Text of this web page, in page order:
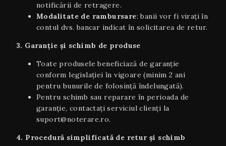
notificării de retragere.
Modalitate de rambursare: banii vor fi virați în
contul dvs. bancar indicat în solicitarea de retur.
3. Garanție și schimb de produse
Toate produsele beneficiază de garanție
conform legislației în vigoare (minim 2 ani
pentru bunurile de folosință îndelungată).
Pentru schimb sau reparare în perioada de
garanție, contactați serviciul clienți la
suport@noterare.ro.
4. Procedură simplificată de retur și schimb